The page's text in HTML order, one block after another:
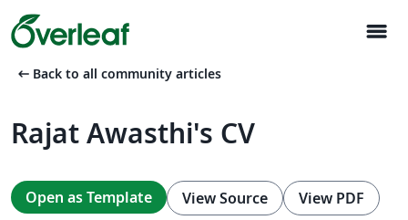
menu
arrow_left_alt Back to all community articles
Rajat Awasthi's CV
Open as Template View Source View PDF